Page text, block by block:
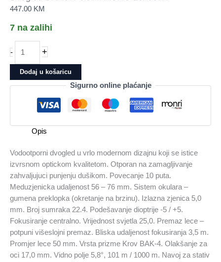
447.00 KM
7 na zalihi
-
BRAUN
COMPAGNO
10x50WP
+
Dodaj u košaricu
Sigurno online plaćanje
Opis
Vodootporni dvogled u vrlo modernom dizajnu koji se istice
izvrsnom optickom kvalitetom. Otporan na zamagljivanje
zahvaljujuci punjenju dušikom. Povecanje 10 puta.
Meduzjenicka udaljenost 56 – 76 mm. Sistem okulara –
gumena preklopka (okretanje na brzinu). Izlazna zjenica 5,0
mm. Broj sumraka 22.4. Podešavanje dioptrije -5 / +5.
Fokusiranje centralno. Vrijednost svjetla 25,0. Premaz lece –
potpuni višeslojni premaz. Bliska udaljenost fokusiranja 3,5 m.
Promjer lece 50 mm. Vrsta prizme Krov BAK-4. Olakšanje za
oci 17,0 mm. Vidno polje 5,8°, 101 m / 1000 m. Navoj za stativ